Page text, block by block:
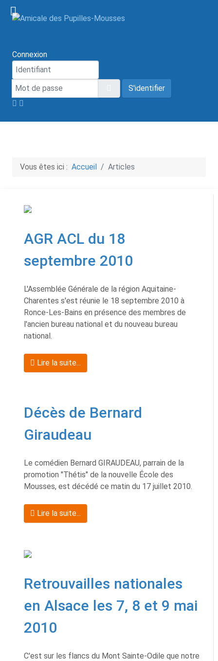
Connexion
Mot de passe Afficher le mot de passe
S'identifier
Vous êtes ici : Accueil Articles
AGR ACL du 18
septembre 2010
L'Assemblée Générale de la région Aquitaine-
Charentes s'est réunie le 18 septembre 2010 à
Ronce-Les-Bains en présence des membres de
l'ancien bureau national et du nouveau bureau
national.
Lire la suite...
Décès de Bernard
Giraudeau
Le comédien Bernard GIRAUDEAU, parrain de la
promotion "Thétis" de la nouvelle École des
Mousses, est décédé ce matin du 17 juillet 2010.
Lire la suite...
Retrouvailles nationales
en Alsace les 7, 8 et 9 mai
2010
C'est sur les flancs du Mont Sainte-Odile que notre